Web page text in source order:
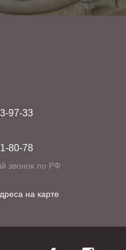
97-33
80-78
звонок по РФ
на карте